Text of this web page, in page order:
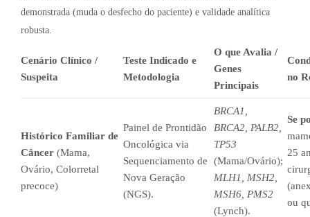
demonstrada (muda o desfecho do paciente) e validade analítica
robusta.
Cenário Clínico /
Suspeita
Teste Indicado e
Metodologia
O que Avalia /
Genes
Principais
no
Histórico Familiar de
Câncer (Mama,
Ovário, Colorretal
precoce)
Painel de Prontidão
Oncológica via
Sequenciamento de
Nova Geração
(NGS).
BRCA1,
BRCA2, PALB2,
TP53
(Mama/Ovário);
MLH1, MSH2,
MSH6, PMS2
(Lynch).
Se
25
ou